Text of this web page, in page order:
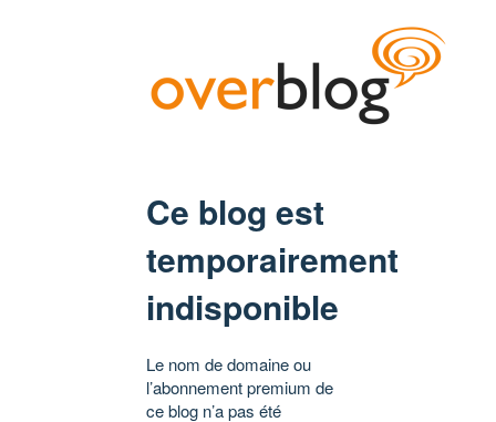
Ce blog est
temporairement
indisponible
Le nom de domaine ou
l’abonnement premium de
ce blog n’a pas été